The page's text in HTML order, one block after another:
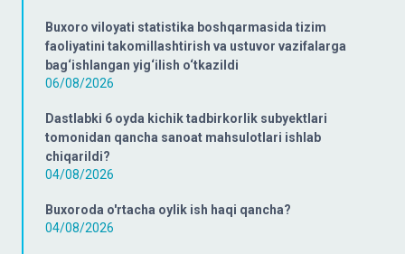
Buxoro viloyati statistika boshqarmasida tizim
faoliyatini takomillashtirish va ustuvor vazifalarga
bag‘ishlangan yig‘ilish o‘tkazildi
06/08/2026
Dastlabki 6 oyda kichik tadbirkorlik subyektlari
tomonidan qancha sanoat mahsulotlari ishlab
chiqarildi?
04/08/2026
Buxoroda o'rtacha oylik ish haqi qancha?
04/08/2026